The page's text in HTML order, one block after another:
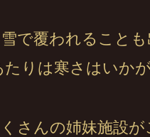
で覆われること
りは寒さはいか
んの姉妹施設が